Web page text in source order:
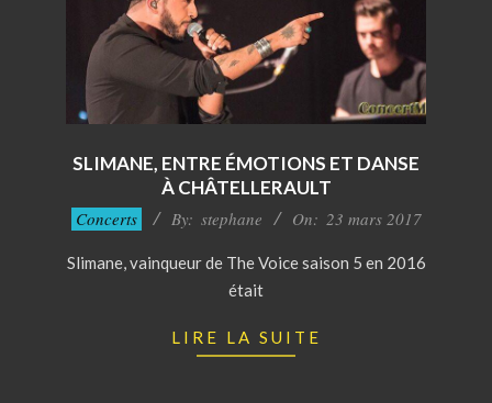
SLIMANE, ENTRE ÉMOTIONS ET DANSE
À CHÂTELLERAULT
2017-
23
Concerts By: stephane On: 23 mars 2017
Slimane, vainqueur de The Voice saison 5 en 2016
était
LIRE LA SUITE